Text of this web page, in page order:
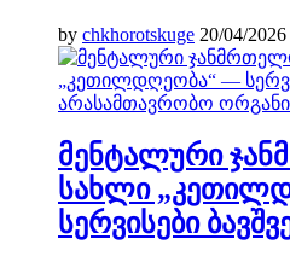
by chkhorotskuge 20/04/2026
არასამთავრობო
მენტალური
სახლი
სერვისები